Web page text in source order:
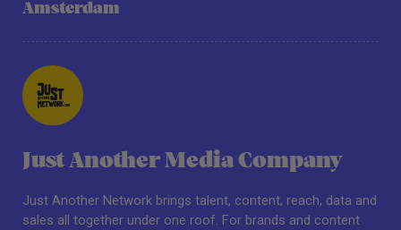
Amsterdam
Just Another Media Company
Just Another Network brings talent, content, reach, data and
sales all together under one roof. For brands and content